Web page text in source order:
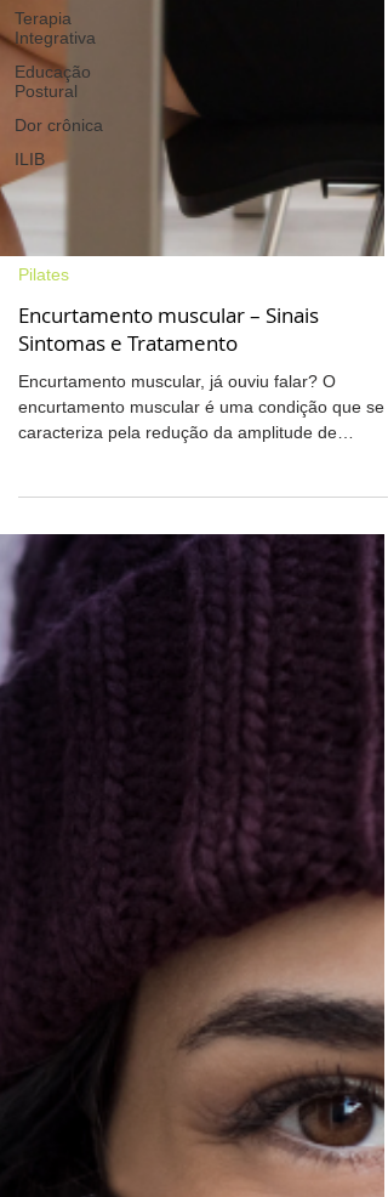
Terapia
Integrativa
Educação
Postural
Dor crônica
ILIB
Pilates
Encurtamento muscular – Sinais
Sintomas e Tratamento
Encurtamento muscular, já ouviu falar? O
capacidade do músculo em alongar-se
totalmente. Sendo assim, o encurtamento
muscular pode gerar uma série de problemas no
sistema musculoesquelético: desde dores até
posturais, desvios na coluna e aumento do risco
de lesões. Hoje, vamos tirar todas as dúvidas